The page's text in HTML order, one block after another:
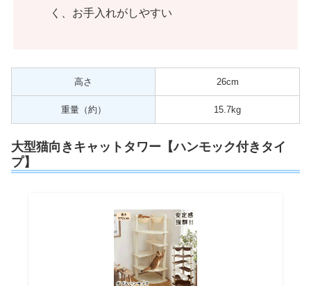
く、お手入れがしやすい
高さ 26cm
重量（約） 15.7kg
大型猫向きキャットタワー【ハンモック付きタイ
プ】